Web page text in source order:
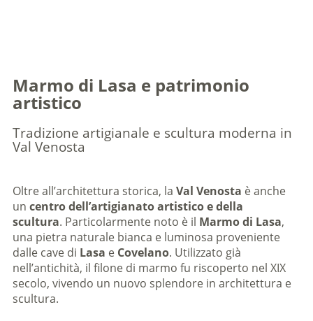
Marmo di Lasa e patrimonio
artistico
Tradizione artigianale e scultura moderna in
Val Venosta
Oltre all’architettura storica, la Val Venosta è anche
un centro dell’artigianato artistico e della
scultura. Particolarmente noto è il Marmo di Lasa,
una pietra naturale bianca e luminosa proveniente
dalle cave di Lasa e Covelano. Utilizzato già
nell’antichità, il filone di marmo fu riscoperto nel XIX
secolo, vivendo un nuovo splendore in architettura e
scultura.